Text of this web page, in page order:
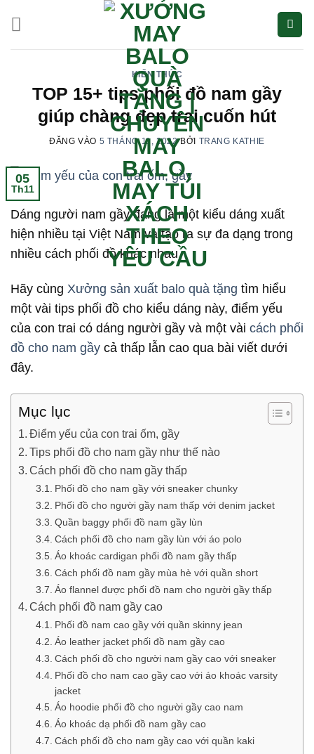
qua
nội
KIẾN THỨC
TOP 15+ tips phối đồ nam gầy
giúp chàng đẹp trai cuốn hút
ĐĂNG VÀO 5 THÁNG 11, 2022 BỞI TRANG KATHIE
05
Th11
Dáng người nam gầy đang là một kiểu dáng xuất
hiện nhiều tại Việt Nam và tạo ra sự đa dạng trong
nhiều cách phối đồ khác nhau.
Hãy cùng Xưởng sản xuất balo quà tặng tìm hiểu
một vài tips phối đồ cho kiểu dáng này, điểm yếu
của con trai có dáng người gầy và một vài cách phối
đồ cho nam gầy cả thấp lẫn cao qua bài viết dưới
đây.
Mục lục
Điểm yếu của con trai ốm, gầy
Tips phối đồ cho nam gầy như thế nào
Cách phối đồ cho nam gầy thấp
Phối đồ cho nam gầy với sneaker chunky
Phối đồ cho người gầy nam thấp với denim jacket
Quần baggy phối đồ nam gầy lùn
Cách phối đồ cho nam gầy lùn với áo polo
Áo khoác cardigan phối đồ nam gầy thấp
Cách phối đồ nam gầy mùa hè với quần short
Áo flannel được phối đồ nam cho người gầy thấp
Cách phối đồ nam gầy cao
Phối đồ nam cao gầy với quần skinny jean
Áo leather jacket phối đồ nam gầy cao
Cách phối đồ cho người nam gầy cao với sneaker
Phối đồ cho nam cao gầy cao với áo khoác varsity
jacket
Áo hoodie phối đồ cho người gầy cao nam
Áo khoác dạ phối đồ nam gầy cao
Cách phối đồ cho nam gầy cao với quần kaki